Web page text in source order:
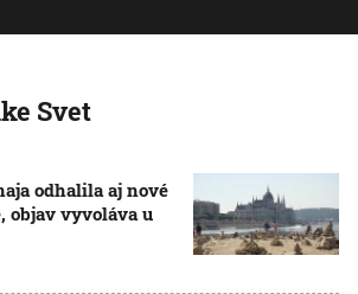
Svet
odhalila aj nové
objav vyvoláva u